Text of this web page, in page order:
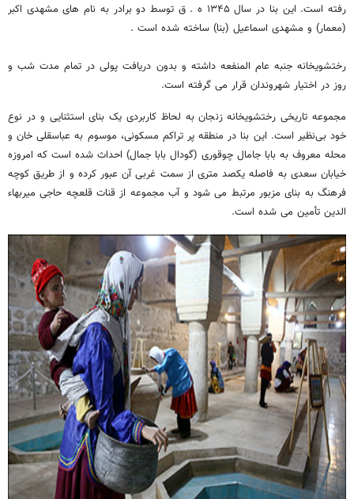
رفته است. این بنا در سال ۱۳۴۵ ه . ق توسط دو برادر به نام های مشهدی اکبر
(معمار) و مشهدی اسماعیل (بنا) ساخته شده است .
رختشویخانه جنبه عام المنفعه داشته و بدون دریافت پولی در تمام مدت شب و
روز در اختیار شهروندان قرار می گرفته است.
مجموعه تاریخی رختشویخانه زنجان به لحاظ کاربردی یک بنای استثنایی و در نوع
خود بی‌نظیر است. این بنا در منطقه پر تراکم مسکونی، موسوم به عباسقلی خان و
محله معروف به بابا جامال چوقوری (گودال بابا جمال) احداث شده است که امروزه
خیابان سعدی به فاصله یکصد متری از سمت غربی آن عبور کرده و از طریق کوچه
فرهنگ به بنای مزبور مرتبط می شود و آب مجموعه از قنات قلعچه حاجی میربهاء
الدین تأمین می شده است.